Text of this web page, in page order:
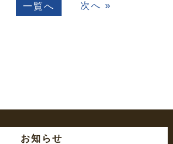
お知らせ
一覧へ 次へ »